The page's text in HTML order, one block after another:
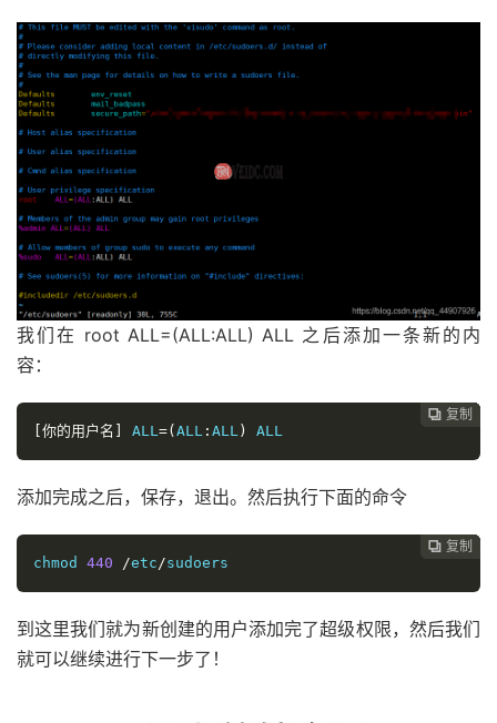
我们在 root ALL=(ALL:ALL) ALL 之后添加一条新的内
容：
 复制
 复制
 复制
 复制
 复制
你的用户名 ALL =( ALL : ALL ) ALL
添加完成之后，保存，退出。然后执行下面的命令
 复制
 复制
 复制
 复制
chmod 440 /etc /sudoers
到这里我们就为新创建的用户添加完了超级权限，然后我们
就可以继续进行下一步了！